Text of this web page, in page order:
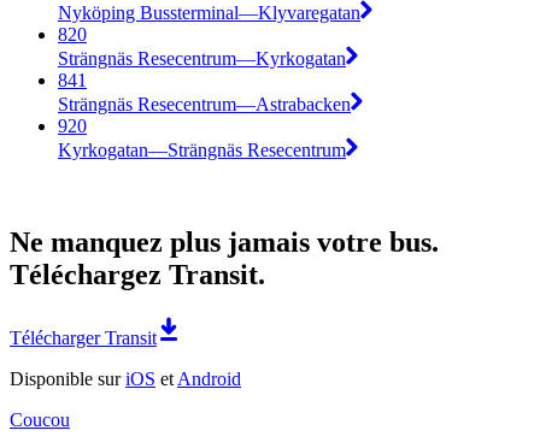
Nyköping Bussterminal—Klyvaregatan
820
Strängnäs Resecentrum—Kyrkogatan
841
Strängnäs Resecentrum—Astrabacken
920
Kyrkogatan—Strängnäs Resecentrum
Ne manquez plus jamais votre bus.
Téléchargez Transit.
Télécharger Transit
Disponible suriOS et Android
Coucou